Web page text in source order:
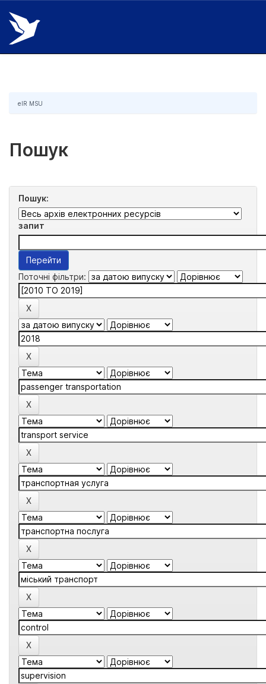
Skip
navigation
eIR MSU
Пошук
Пошук:
запит
Поточні фільтри: